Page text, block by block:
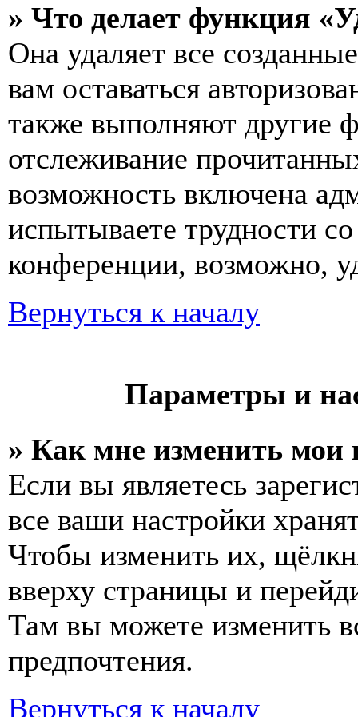
» Что делает функция
Она удаляет все
вам оставаться
также выполняют другие
отслеживание
возможность включена
испытываете трудности
конференции, возможно,
Вернуться к началу
Параметры и
» Как мне изменить мои
Если вы являетесь
все ваши настройки
Чтобы изменить их,
вверху страницы и
Там вы можете изменить
предпочтения.
Вернуться к началу